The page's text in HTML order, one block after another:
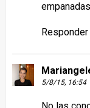
Responder
5/8/15, 16:54